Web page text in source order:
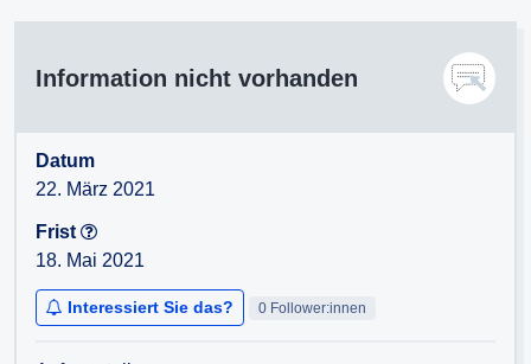
derartiger Blüten im internationalen Reiseverkehr nach
Österreich; [...] die österreichische Rechtsordnung sieht
derzeit eine solche Verbringung nämlich nicht vor, womit ein
Spannungsverhältnis zu Art. 75 Schengener
Durchführungsübereinkommen besteht, zumal dieser ein
persönlichen medizinischen Eigenbedarf benötigten
suchtmittelhaltigen Arzneimittel unter bestimmten
Bedingungen gestattet. Eine diesbezüglich gebotene
Adaptierung der
Information nicht vorhanden
Datum
22. März 2021
Frist
18. Mai 2021
Interessiert Sie das? 0 Follower:innen